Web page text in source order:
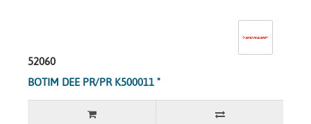
52060
BOTIM DEE PR/PR K500011 "